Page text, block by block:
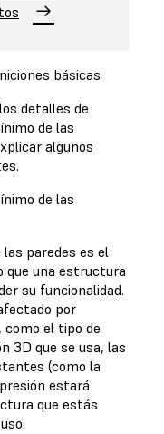
básicas
detalles de
de las
algunos
de las
paredes es el
que una estructura
su funcionalidad.
por
el tipo de
3D que se usa, las
(como la
estará
que estás